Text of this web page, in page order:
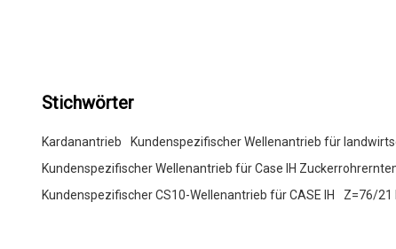
Stichwörter
Kardanantrieb
Kundenspezifischer Wellenantrieb für
Kundenspezifischer Wellenantrieb für Case IH
Kundenspezifischer CS10-Wellenantrieb für CASE IH
Z=76/21